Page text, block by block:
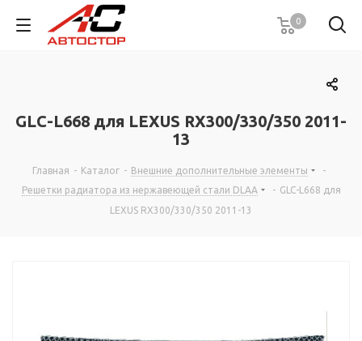
0
GLC-L668 для LEXUS RX300/330/350 2011-
13
Главная - Каталог - Внешние дополнительные элементы
-
Решетки радиатора из нержавеющей стали DLAA
- GLC-L668 для
LEXUS RX300/330/350 2011-13